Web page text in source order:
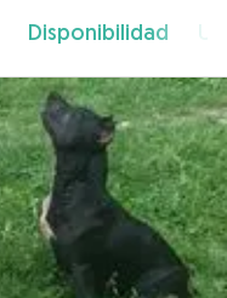
Disponibilidad